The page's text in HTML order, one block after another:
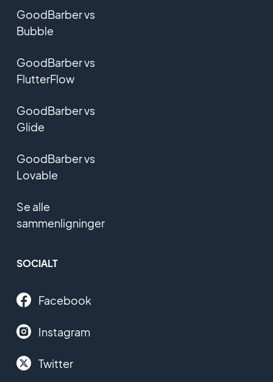
GoodBarber vs
Bubble
GoodBarber vs
FlutterFlow
GoodBarber vs
Glide
GoodBarber vs
Lovable
Se alle
sammenligninger
SOCIALT
Facebook
Instagram
Twitter